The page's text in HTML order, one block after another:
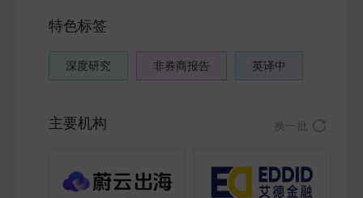
特色标签
深度研究 非券商报告 英译中
主要机构 换一批